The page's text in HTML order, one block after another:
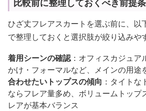
比較前に整理しておくべき前提
ひざ丈フレアスカートを選ぶ前に、以
で整理しておくと選択肢が絞り込みや
着用シーンの確認：オフィスカジュア
かけ・フォーマルなど、メインの用途
合わせたいトップスの傾向 ：タイト
ならフレア量多め、ボリュームトップ
レアが基本バランス